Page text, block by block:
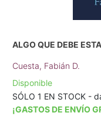
ALGO QUE DEBE
Cuesta, Fabián D.
Disponible
SÓLO 1 EN STOCK -
¡GASTOS DE ENVÍO